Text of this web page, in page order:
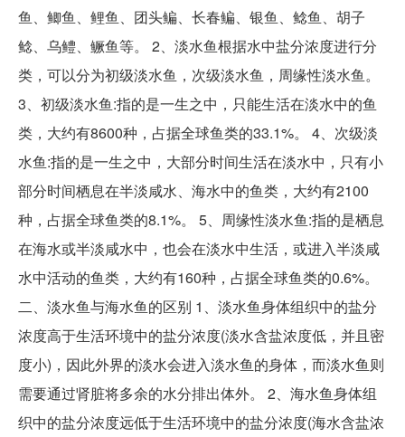
鱼、鲫鱼、鲤鱼、团头鳊、长春鳊、银鱼、鲶鱼、胡子
鲶、乌鳢、鳜鱼等。 2、淡水鱼根据水中盐分浓度进行分
类，可以分为初级淡水鱼，次级淡水鱼，周缘性淡水鱼。
3、初级淡水鱼:指的是一生之中，只能生活在淡水中的鱼
类，大约有8600种，占据全球鱼类的33.1%。 4、次级淡
水鱼:指的是一生之中，大部分时间生活在淡水中，只有小
部分时间栖息在半淡咸水、海水中的鱼类，大约有2100
种，占据全球鱼类的8.1%。 5、周缘性淡水鱼:指的是栖息
在海水或半淡咸水中，也会在淡水中生活，或进入半淡咸
水中活动的鱼类，大约有160种，占据全球鱼类的0.6%。
二、淡水鱼与海水鱼的区别 1、淡水鱼身体组织中的盐分
浓度高于生活环境中的盐分浓度(淡水含盐浓度低，并且密
度小)，因此外界的淡水会进入淡水鱼的身体，而淡水鱼则
需要通过肾脏将多余的水分排出体外。 2、海水鱼身体组
织中的盐分浓度远低于生活环境中的盐分浓度(海水含盐浓